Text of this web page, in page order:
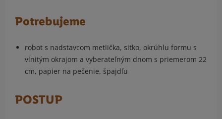
Potrebujeme
robot s nadstavcom metlička, sitko, okrúhlu formu s
vlnitým okrajom a vyberateľným dnom s priemerom 22
cm, papier na pečenie, špajdľu
POSTUP